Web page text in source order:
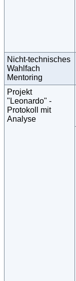
Nicht-technisches
Wahlfach
Mentoring
Projekt
"Leonardo" -
Protokoll mit
Analyse